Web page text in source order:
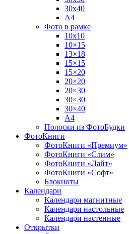
30х40
А4
Фото в рамке
10х10
10×15
13×18
15×15
15×20
20×20
20×30
30×30
30×40
A4
Полоски из ФотоБудки
ФотоКниги
ФотоКниги «Премиум»
ФотоКниги «Слим»
ФотоКниги «Лайт»
ФотоКниги «Софт»
Блокноты
Календари
Календари магнитные
Календари настольные
Календари настенные
Открытки